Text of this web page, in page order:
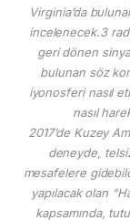
Virginia’da
incelenecek.3
geri dönen
bulunan söz
iyonosferi nasıl
nasıl
2017’de Kuzey
deneyde,
mesafelere
yapılacak olan
kapsamında,